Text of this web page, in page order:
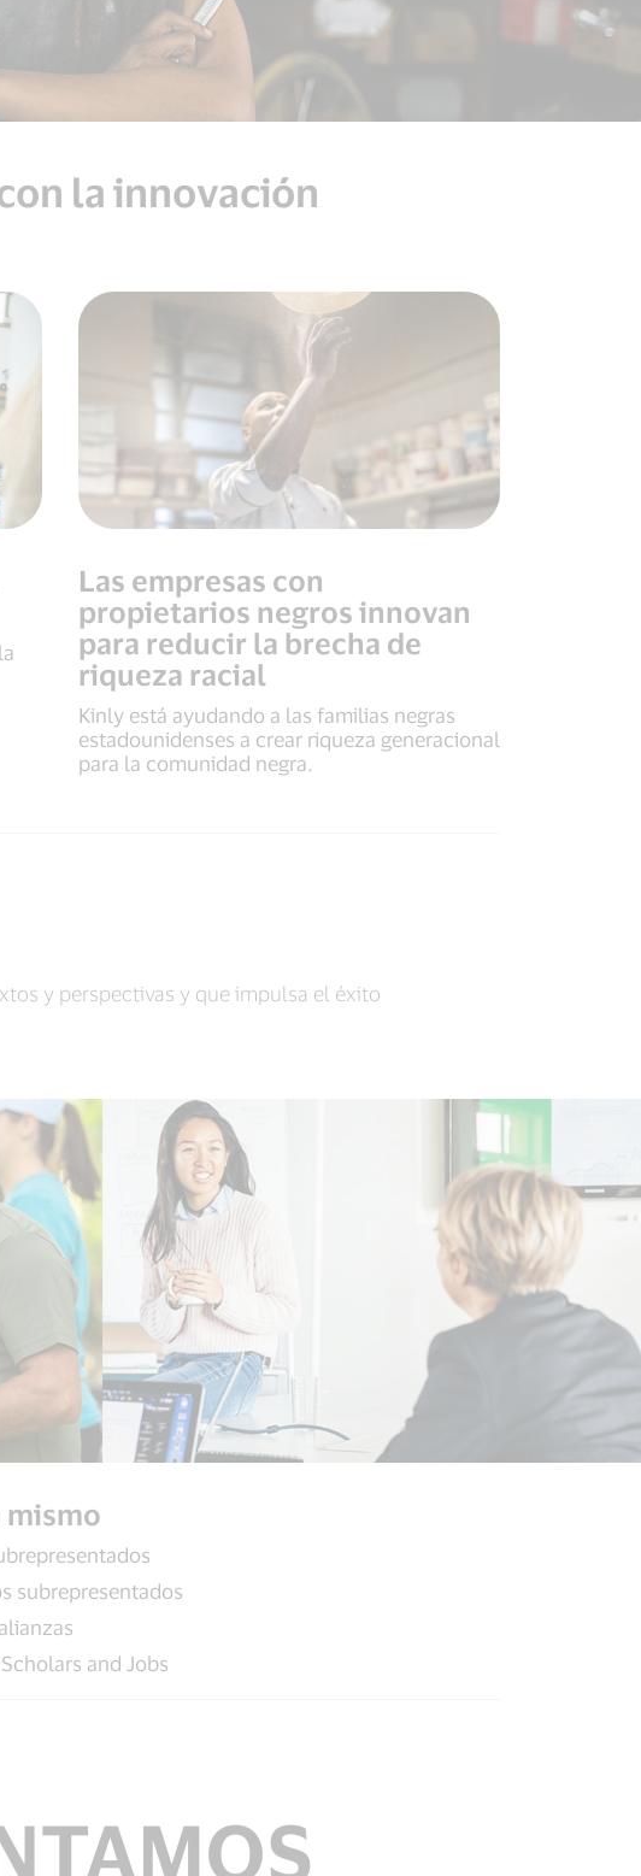
la innovación
Las empresas con
propietarios negros innovan
para reducir la brecha de
riqueza racial
Kinly está ayudando a las familias negras
estadounidenses a crear riqueza generacional
para la comunidad negra.
y perspectivas y que impulsa el éxito
mismo
subrepresentados
and Jobs